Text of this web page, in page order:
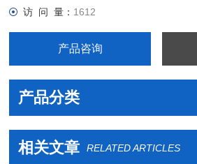
访 问 量： 1612
产品咨询
产品分类
相关文章 RELATED ARTICLES